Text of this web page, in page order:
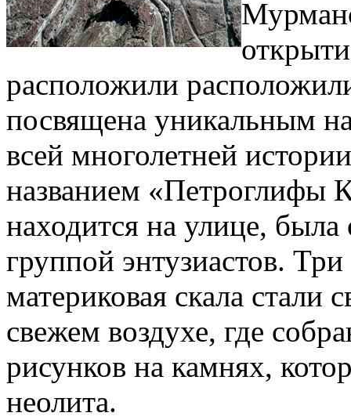
расположили
посвящена уникальным
всей многолетней
названием «Петроглифы
находится на улице,
группой энтузиастов.
материковая скала стали
свежем воздухе, где
рисунков на камнях,
неолита.